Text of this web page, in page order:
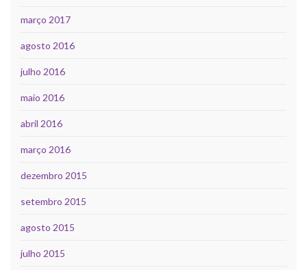
março 2017
agosto 2016
julho 2016
maio 2016
abril 2016
março 2016
dezembro 2015
setembro 2015
agosto 2015
julho 2015